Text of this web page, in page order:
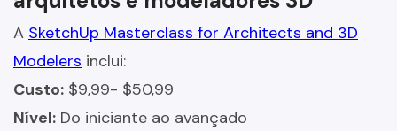
A SketchUp Masterclass for Architects and 3D
Modelers inclui:
Custo: $9,99- $50,99
Nível: Do iniciante ao avançado